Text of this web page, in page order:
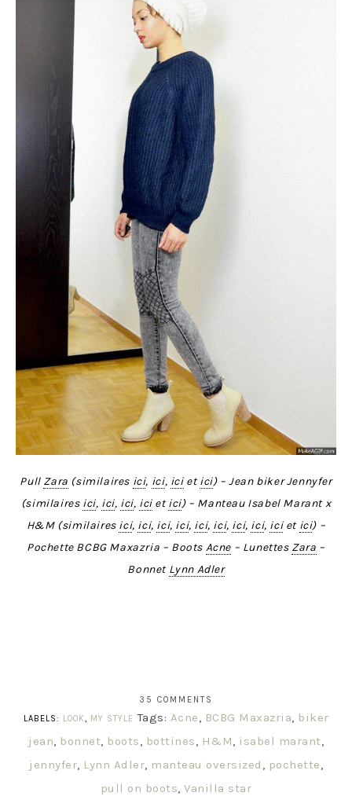
Pull Zara (similaires ici, ici, icietici) – Jean biker Jennyfer
(similaires ici, ici, ici, icietici) – Manteau Isabel Marant x
H&M (similaires ici, ici, ici, ici, ici, ici, ici, ici, iciet ici) –
Pochette BCBG Maxazria – Boots Acne – Lunettes Zara –
Bonnet Lynn Adler
35 COMMENTS
LABELS: LOOK, MY STYLE Tags: Acne, BCBG Maxazria, biker
jean, bonnet, boots, bottines, H&M, isabel marant,
jennyfer, Lynn Adler, manteau oversized , pochette,
pull on boots,Vanilla star